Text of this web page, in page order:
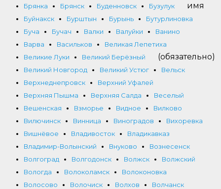
Брянка
Брянск Буденновск
Бузулук
Буйнакск
Бурштын Бурынь
Бутурлиновка
Буча
Бучач Валки Валуйки
Ванино
Варва
Васильков
Великая Лепетиха
Великие Луки
Великий Берёзный
Великий Новгород
Великий Устюг
Вельск
Верхнеднепровск
Верхний Уфалей
Верхняя Пышма
Верхняя Салда
Веселый
Вешенская
Взморье Видное
Вилково
Вилючинск
Винница Виноградов
Вихоревка
Вишнёвое
Владивосток
Владикавказ
Владимир-Волынский
Внуково
Вознесенск
Волгоград
Волгодонск Волжск
Волжский
Вологда
Волоколамск
Волоконовка
Волосово
Волочиск Волхов
Волчанск
имя
(обязательно)